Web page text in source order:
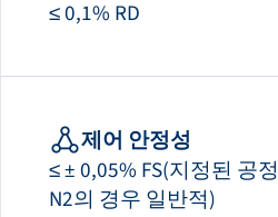
≤ 0,1% RD
제어 안정성
≤ ± 0,05% FS(지정된 공
N2의 경우 일반적)